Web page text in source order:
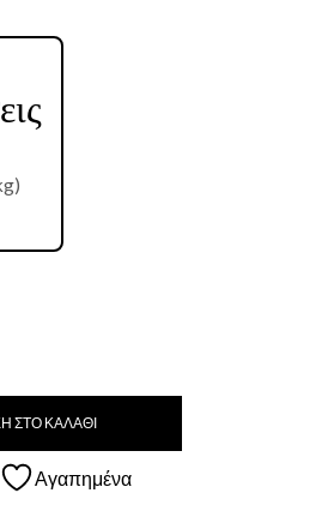
ΣΤΟ ΚΑΛΑΘΙ
Αγαπημένα